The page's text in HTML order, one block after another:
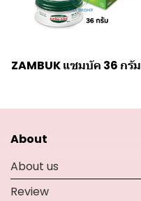
ZAMBUK แซมบัค 36 กรัม
About
About us
Review